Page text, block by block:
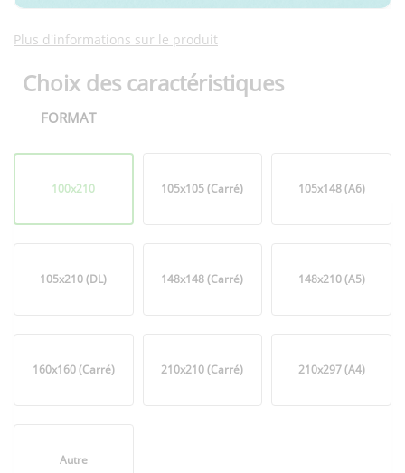
Plus d'informations sur le produit
Choix des caractéristiques
Format
FORMAT
100x210 105x105 (Carré) 105x148 (A6)
105x210 (DL) 148x148 (Carré) 148x210 (A5)
160x160 (Carré) 210x210 (Carré) 210x297 (A4)
Autre